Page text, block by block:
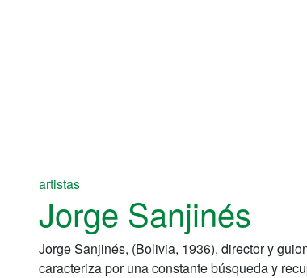
artistas
Jorge Sanjinés
Jorge Sanjinés, (Bolivia, 1936), director y
caracteriza por una constante búsqueda y